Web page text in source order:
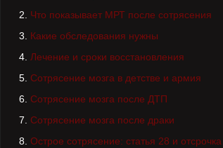
Что показывает МРТ после сотрясения
Какие обследования нужны
Лечение и сроки восстановления
Сотрясение мозга в детстве и армия
Сотрясение мозга после ДТП
Сотрясение мозга после драки
Острое сотрясение: статья 28 и отсрочка